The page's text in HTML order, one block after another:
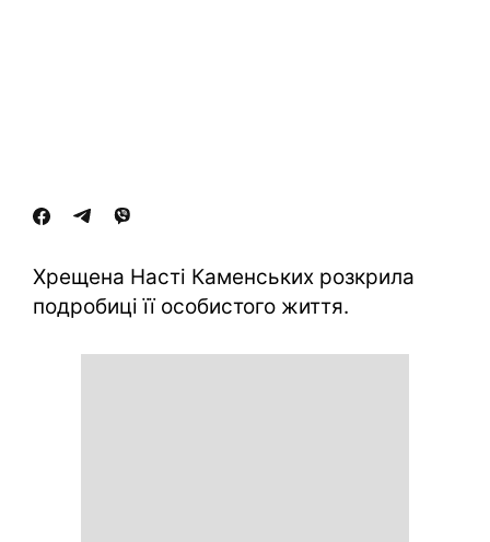
Хрещена Насті Каменських розкрила
подробиці її особистого життя.